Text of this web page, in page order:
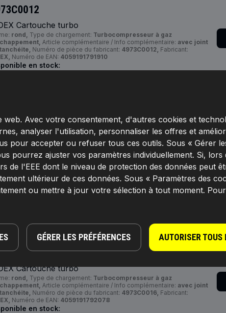
Avec votre consentement, d'autres cookies et
analyser l'utilisation, personnaliser les offres et
pour accepter ou refuser tous ces outils. Sous « Gérer
pourrez ajuster vos paramètres individuellement. Si, lors
de l'EEE dont le niveau de protection des données peut
ultérieur de ces données. Sous « Paramètres des
ou mettre à jour votre sélection à tout moment.
GÉRER LES PRÉFÉRENCES AUTORISER TOUS
Cartouche turbo
rond, Type de chargement: Turbocompresseur à gaz
Article complémentaire / Info complémentaire: avec joint
Numéro de pièce du fabricant: 4973C0012, Fabricant:
Numéro de EAN: 4059191791910
en stock:
rond,Type de chargement:Turbocompresseur à gaz
Article complémentaire / Info complémentaire:
Numéro de pièce du fabricant:4973C0013,Fabricant:
Numéro de EAN:4059191791934
en stock:
Cartouche turbo
en stock:
Cartouche turbo
rond, Type de chargement: Turbocompresseur à gaz
Article complémentaire / Info complémentaire: avec joint
Numéro de pièce du fabricant: 4973C0016, Fabricant:
Numéro de EAN: 4059191792078
en stock: